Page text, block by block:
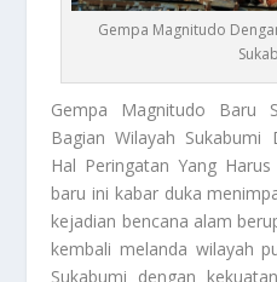
Gempa Magnitudo
Gempa Magnitudo Baru
Bagian Wilayah
Hal Peringatan Yang
baru ini kabar duka
kejadian bencana alam
kembali melanda wilayah
Sukabumi dengan